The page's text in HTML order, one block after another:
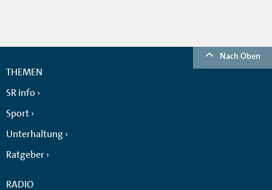
Nach Oben
THEMEN
SR info
Sport
Unterhaltung
Ratgeber
RADIO